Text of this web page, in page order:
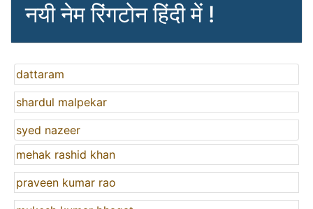
नयी नेम रिंगटोन हिंदी में !
dattaram
shardul malpekar
syed nazeer
mehak rashid khan
praveen kumar rao